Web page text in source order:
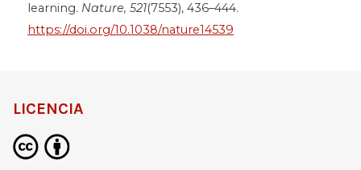
learning. Nature, 521(7553), 436–444.
https://doi.org/10.1038/nature14539
LICENCIA